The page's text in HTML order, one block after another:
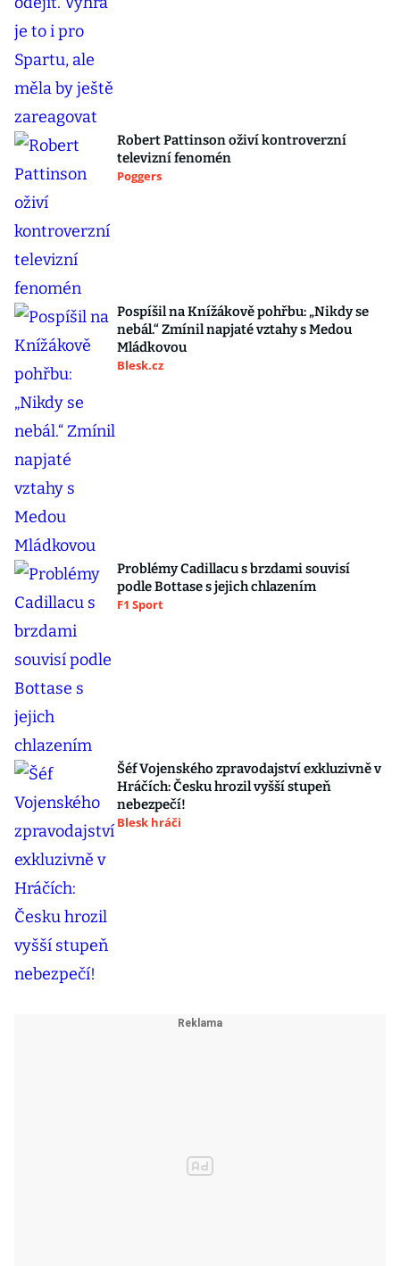
Robert Pattinson oživí kontroverzní
televizní fenomén
Poggers
Pospíšil na Knížákově pohřbu: „Nikdy se
nebál.“ Zmínil napjaté vztahy s Medou
Mládkovou
Blesk.cz
Problémy Cadillacu s brzdami souvisí
podle Bottase s jejich chlazením
F1 Sport
Šéf Vojenského zpravodajství exkluzivně v
Hráčích: Česku hrozil vyšší stupeň
nebezpečí!
Blesk hráči